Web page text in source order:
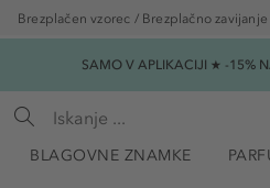
Brezplačen vzorec / Brezplačno zavijanje
SAMO V APLIKACIJI ★ -15%
BLAGOVNE ZNAMKE